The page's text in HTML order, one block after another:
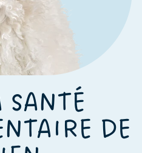
DE